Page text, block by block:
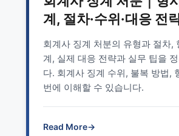
계, 절차·수위·대응 전
회계사 징계 처분의 유형과 절차,
계, 실제 대응 전략과 실무 팁을
다. 회계사 징계 수위, 불복 방법,
번에 이해할 수 있습니다.
Read More→